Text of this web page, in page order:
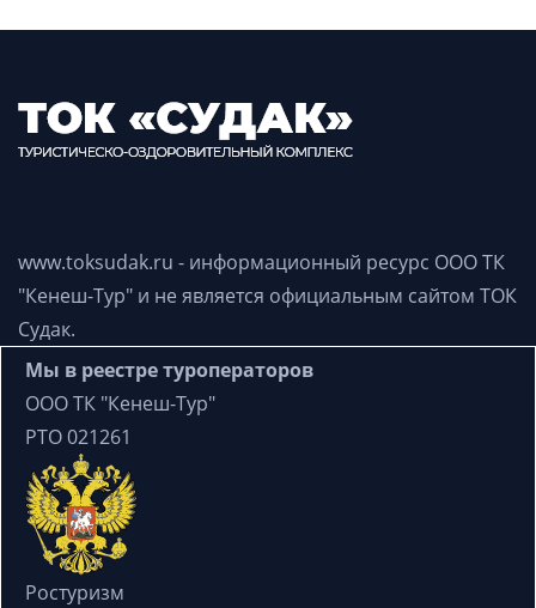
www.toksudak.ru - информационный ресурс ООО ТК
"Кенеш-Тур" и не является официальным сайтом ТОК
Судак.
Мы в реестре туроператоров
ООО ТК "Кенеш-Тур"
РТО 021261
Ростуризм